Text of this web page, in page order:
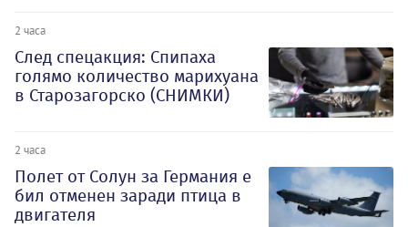
2 часа
След спецакция: Спипаха
голямо количество марихуана
в Старозагорско (СНИМКИ)
2 часа
Полет от Солун за Германия е
бил отменен заради птица в
двигателя